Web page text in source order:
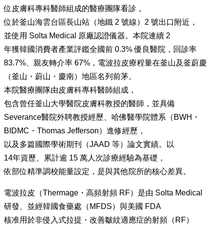
位皮膚科專科醫師組成的醫療團隊看診，
位於釜山海雲台區長山站（地鐵 2 號線）2 號出口附近，
並使用 Solta Medical 原廠認證儀器。本院連續 2
年獲韓國消費者產業評鑑全國前 0.3% 優良醫院，回診率
83.7%、親友轉介率 67%，電波拉皮療程量在釜山及釜蔚慶
（釜山・蔚山・慶南）地區名列前茅。
本院醫療團隊由皮膚科專科醫師組成，
包含曾任釜山大學醫院皮膚科教授的醫師，並具備
Severance醫院外聘教授經歷、哈佛醫學院體系（BWH・
BIDMC・Thomas Jefferson）進修經歷，
以及多篇國際學術期刊（JAAD 等）論文實績。以
14年資歷、累計逾 15 萬人次診療經驗為基礎，
依部位精準調校能量設定，是與其他院所的核心差異。
電波拉皮（Thermage・高頻射頻 RF）是由 Solta Medical
研發、並經韓國食藥處（MFDS）與美國 FDA
核准用於非侵入式拉提・改善皺紋適應症的射頻（RF）